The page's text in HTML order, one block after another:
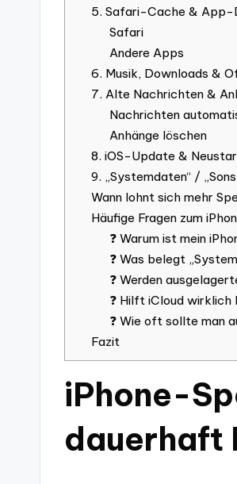
5. Safari-Cache & App-
Safari
Andere Apps
6. Musik, Downloads &
7. Alte Nachrichten &
Nachrichten
Anhänge löschen
8. iOS-Update &
9. „Systemdaten“ /
Wann lohnt sich mehr
Häufige Fragen zum
❓ Warum ist mein
❓ Was belegt
❓ Werden
❓ Hilft iCloud
❓ Wie oft sollte man
Fazit
iPhone-
dauerhaft